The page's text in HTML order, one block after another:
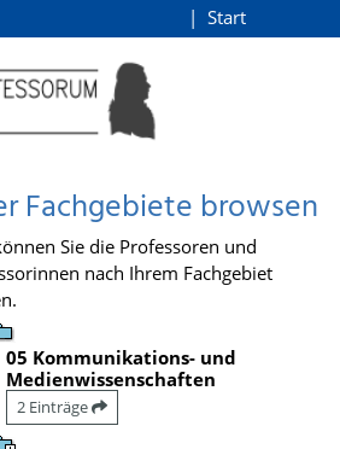
Start
Fachgebiete browsen
Sie die Professoren und
nach Ihrem Fachgebiet
05 Kommunikations- und
Medienwissenschaften
2 Einträge